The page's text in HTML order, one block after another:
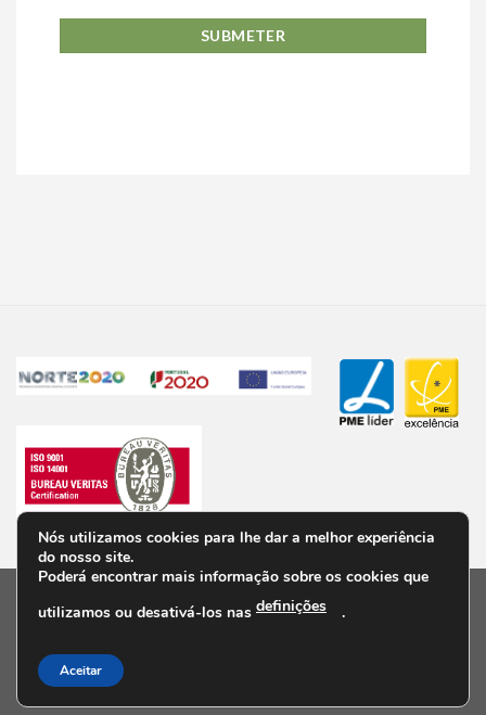
PRIVACIDADE
VALORES/ POLÍTICAS
Nós utilizamos cookies para lhe dar a melhor experiência
do nosso site.
Poderá encontrar mais informação sobre os cookies que
utilizamos ou desativá-los nas definições .
Aceitar